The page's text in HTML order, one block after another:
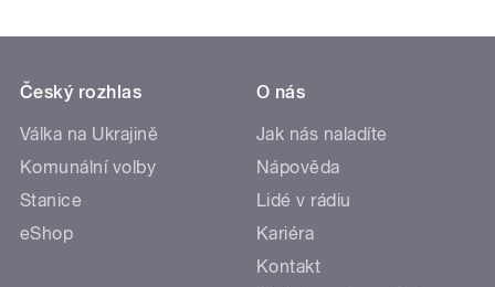
Český rozhlas
Válka na Ukrajině
Komunální volby
Stanice
eShop
O nás
Jak nás naladíte
Nápověda
Lidé v rádiu
Kariéra
Kontakt